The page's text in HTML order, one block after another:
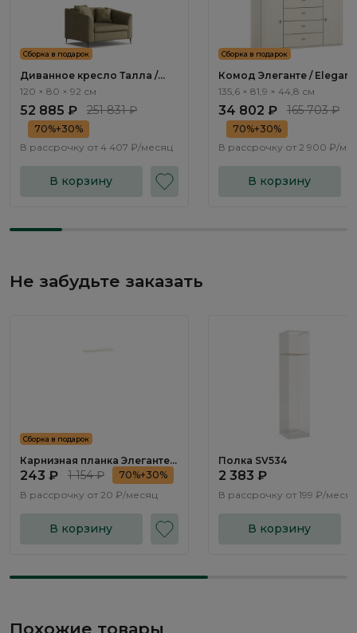
Сборка в подарок
Диванное кресло Талла /
Talla ММ100.12
120 × 80 × 92 см
52 885 ₽ 251 831 ₽
70%+30%
В рассрочку от 4 407 ₽/месяц
В корзину
Сборка в подарок
Комод Элеганте /
LE5511.1
135,6 × 81,9 × 44,8 см
34 802 ₽ 165 703 ₽
70%+30%
В рассрочку от 2 900 ₽/
В корзину
Не забудьте заказать
Сборка в подарок
Карнизная планка Элеганте /
Elegante LE4196.1
243 ₽ 1 154 ₽
70%+30%
В рассрочку от 20 ₽/месяц
В корзину
Полка SV534
2 383 ₽
В рассрочку от 199 ₽/месяц
В корзину
Похожие товары